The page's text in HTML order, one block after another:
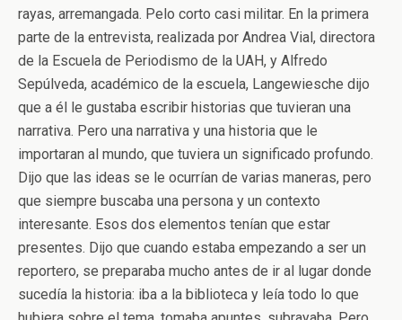
rayas, arremangada. Pelo corto casi militar. En la primera
parte de la entrevista, realizada por Andrea Vial, directora
de la Escuela de Periodismo de la UAH, y Alfredo
Sepúlveda, académico de la escuela, Langewiesche dijo
que a él le gustaba escribir historias que tuvieran una
narrativa. Pero una narrativa y una historia que le
importaran al mundo, que tuviera un significado profundo.
Dijo que las ideas se le ocurrían de varias maneras, pero
que siempre buscaba una persona y un contexto
interesante. Esos dos elementos tenían que estar
presentes. Dijo que cuando estaba empezando a ser un
reportero, se preparaba mucho antes de ir al lugar donde
sucedía la historia: iba a la biblioteca y leía todo lo que